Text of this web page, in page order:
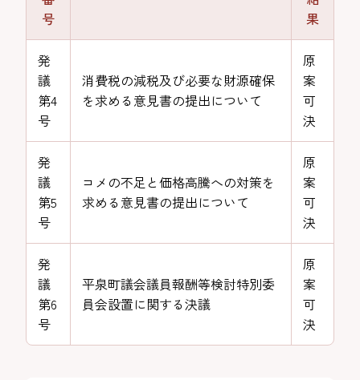
号
果
発
議
第4
号
消費税の減税及び必要な財源確保
を求める意見書の提出について
原
案
可
決
発
議
第5
号
コメの不足と価格高騰への対策を
求める意見書の提出について
原
案
可
決
発
議
第6
号
平泉町議会議員報酬等検討特別委
員会設置に関する決議
原
案
可
決